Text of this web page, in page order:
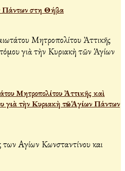
Πάντων στη Θήβα
Μητροπολίτου Ἀττικῆς καὶ
γιὰ τὴν Κυριακὴ τῶν Ἁγίων Πάντων